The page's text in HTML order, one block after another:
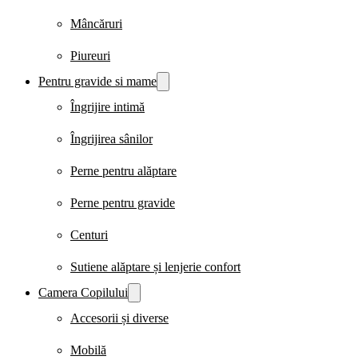
Mâncăruri
Piureuri
Pentru gravide si mame
Îngrijire intimă
Îngrijirea sânilor
Perne pentru alăptare
Perne pentru gravide
Centuri
Sutiene alăptare și lenjerie confort
Camera Copilului
Accesorii și diverse
Mobilă